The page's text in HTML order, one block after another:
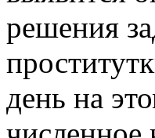
решения
день на